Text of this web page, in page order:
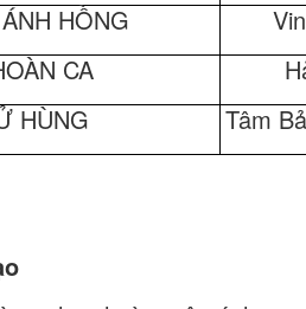
HỒNG
CA
HÙNG
Tâm